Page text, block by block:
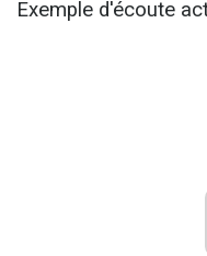
Exemple d'écoute